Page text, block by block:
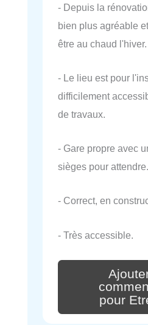
- Depuis la
bien plus agréable
être au chaud l'hiver.
- Le lieu est pour
difficilement
de travaux.
- Gare propre avec
sièges pour attendre.
- Correct, en
- Très accessible.
pour